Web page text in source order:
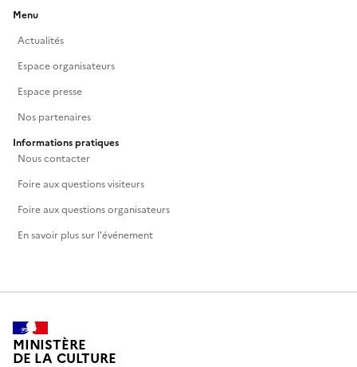
Menu
Actualités
Espace organisateurs
Espace presse
Nos partenaires
Informations pratiques
Nous contacter
Foire aux questions visiteurs
Foire aux questions organisateurs
En savoir plus sur l'événement
MINISTÈRE
DE LA CULTURE